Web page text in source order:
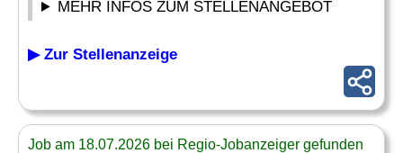
MEHR INFOS ZUM STELLENANGEBOT
▶ Zur Stellenanzeige
Job am 18.07.2026 bei Regio-Jobanzeiger gefunden